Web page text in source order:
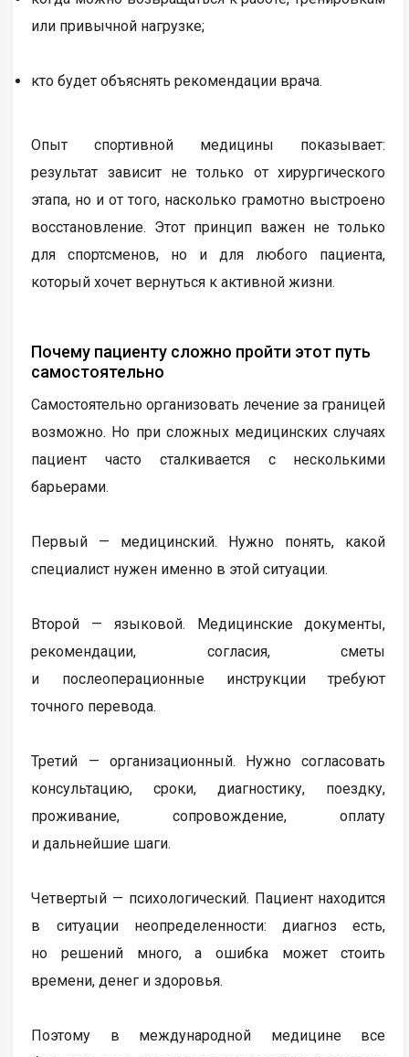
или привычной нагрузке;
кто будет объяснять рекомендации врача.
Опыт спортивной медицины показывает:
результат зависит не только от хирургического
этапа, но и от того, насколько грамотно выстроено
восстановление. Этот принцип важен не только
для спортсменов, но и для любого пациента,
который хочет вернуться к активной жизни.
Почему пациенту сложно пройти этот путь
самостоятельно
Самостоятельно организовать лечение за границей
возможно. Но при сложных медицинских случаях
пациент часто сталкивается с несколькими
барьерами.
Первый — медицинский. Нужно понять, какой
специалист нужен именно в этой ситуации.
Второй — языковой. Медицинские документы,
рекомендации, согласия, сметы
и послеоперационные инструкции требуют
точного перевода.
Третий — организационный. Нужно согласовать
консультацию, сроки, диагностику, поездку,
проживание, сопровождение, оплату
и дальнейшие шаги.
Четвертый — психологический. Пациент находится
в ситуации неопределенности: диагноз есть,
но решений много, а ошибка может стоить
времени, денег и здоровья.
Поэтому в международной медицине все